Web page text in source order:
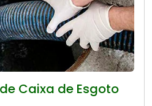
Caixa de Esgoto